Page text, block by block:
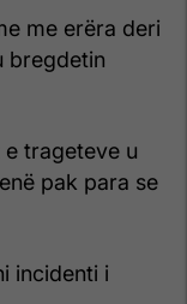
me erëra deri
bregdetin
trageteve u
pak para se
incidenti i